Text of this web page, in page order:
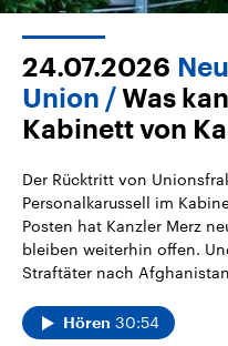
24.07.2026
Union
Was
Kabinett von
Der Rücktritt von
Personalkarussell im
Posten hat Kanzler Merz
bleiben weiterhin offen.
Straftäter nach
Hören 30:54